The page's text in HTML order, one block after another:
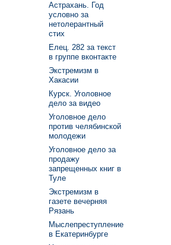
Астрахань. Год
условно за
нетолерантный
стих
Елец. 282 за текст
в группе вконтакте
Экстремизм в
Хакасии
Курск. Уголовное
дело за видео
Уголовное дело
против челябинской
молодежи
Уголовное дело за
продажу
запрещенных книг в
Туле
Экстремизм в
газете вечерняя
Рязань
Мыслепреступление
в Екатеринбурге